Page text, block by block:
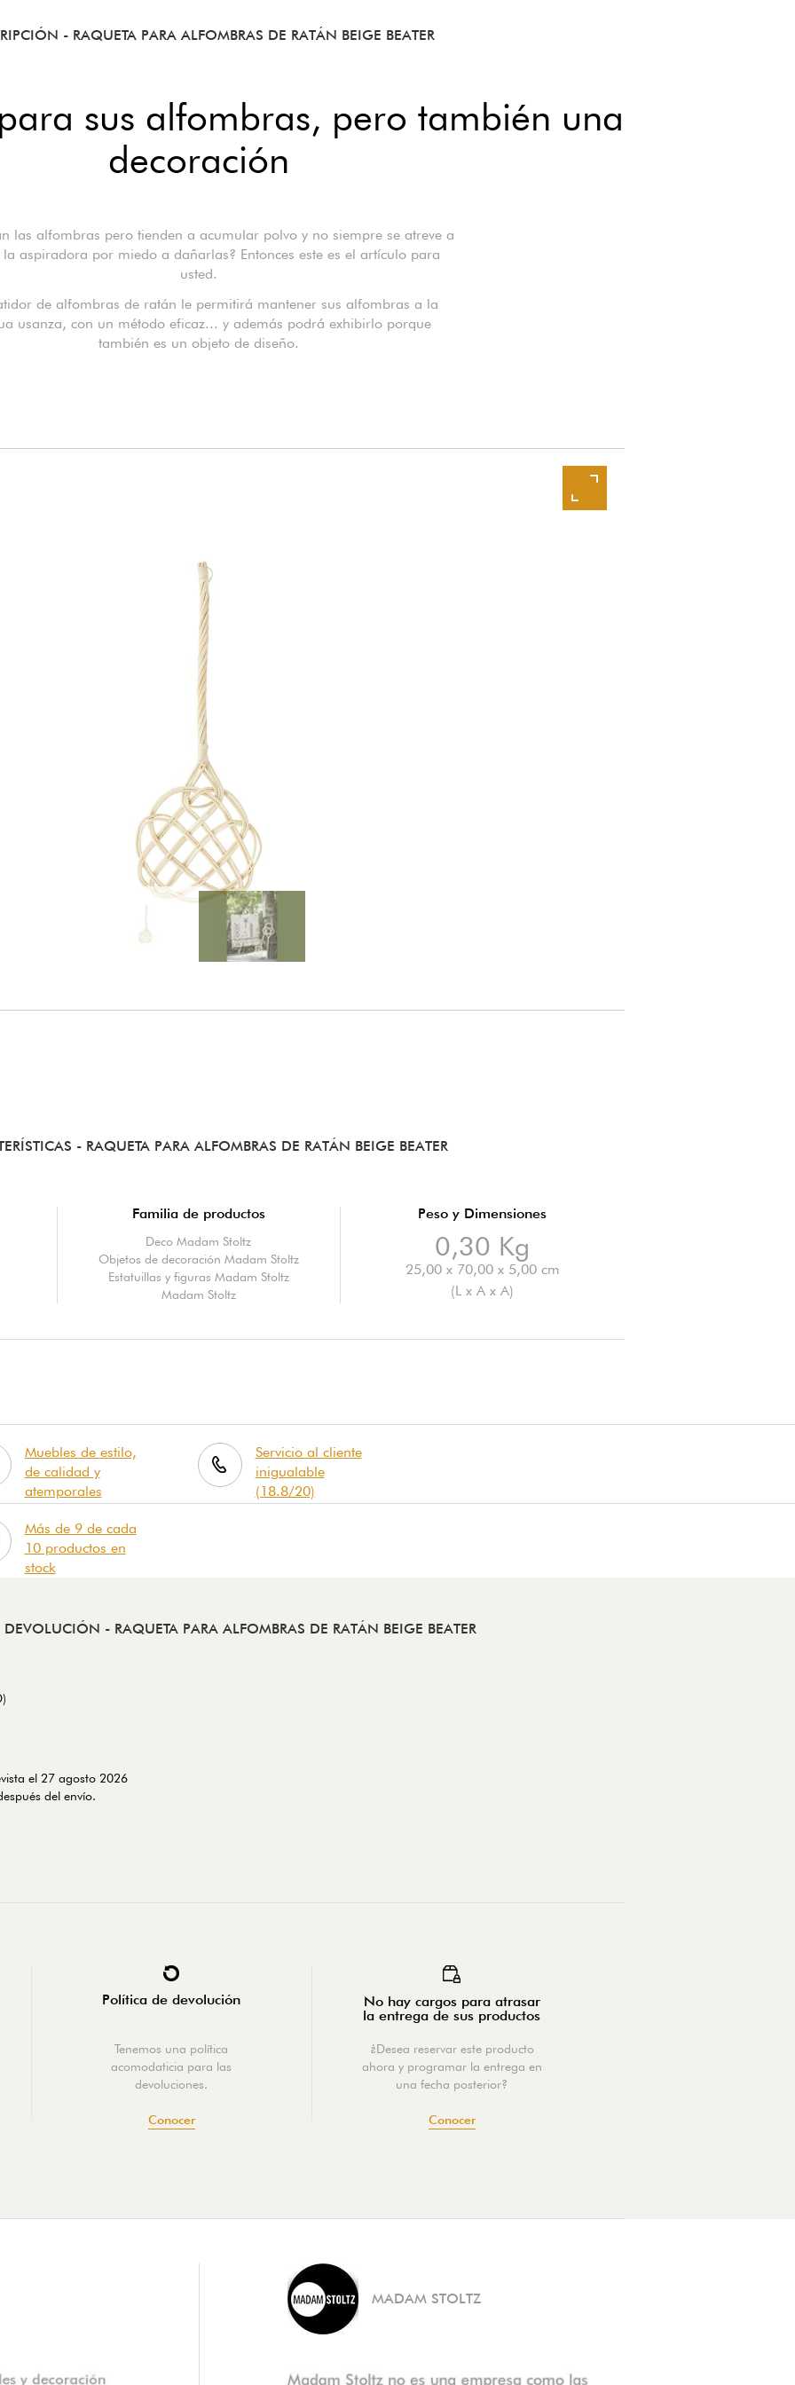
- RAQUETA PARA ALFOMBRAS DE RATÁN BEIGE BEATER
sus alfombras, pero también una
decoración
las alfombras pero tienden a acumular polvo y no siempre se atreve a
aspiradora por miedo a dañarlas? Entonces este es el artículo para
usted.
de alfombras de ratán le permitirá mantener sus alfombras a la
usanza, con un método eficaz... y además podrá exhibirlo porque
también es un objeto de diseño.
- RAQUETA PARA ALFOMBRAS DE RATÁN BEIGE BEATER
Familia de productos
Deco Madam Stoltz
Objetos de decoración Madam Stoltz
Estatuillas y figuras Madam Stoltz
Madam Stoltz
Peso y Dimensiones
0,30 Kg
25,00 x 70,00 x 5,00 cm
(L x A x A)
Muebles de estilo,
de calidad y
atemporales
Servicio al cliente
inigualable
(18.8/20)
Más de 9 de cada
10 productos en
stock
DEVOLUCIÓN - RAQUETA PARA ALFOMBRAS DE RATÁN BEIGE BEATER
el 27 agosto 2026
del envío.
Política de devolución
Tenemos una política
acomodaticia para las
devoluciones.
Conocer
No hay cargos para atrasar
la entrega de sus productos
¿Desea reservar este producto
ahora y programar la entrega en
una fecha posterior?
Conocer
MADAM STOLTZ